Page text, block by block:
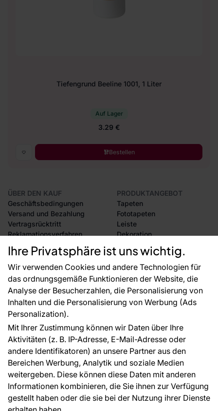
Ihre Privatsphäre ist uns wichtig.
Wir verwenden Cookies und andere Technologien für
das ordnungsgemäße Funktionieren der Website, die
Analyse der Besucherzahlen, die Personalisierung von
Inhalten und die Personalisierung von Werbung (Ads
Personalization).
Mit Ihrer Zustimmung können wir Daten über Ihre
Aktivitäten (z. B. IP-Adresse, E-Mail-Adresse oder
andere Identifikatoren) an unsere Partner aus den
Bereichen Werbung, Analytik und soziale Medien
weitergeben. Diese können diese Daten mit anderen
Informationen kombinieren, die Sie ihnen zur Verfügung
gestellt haben oder die sie bei der Nutzung ihrer Dienste
Tiefengrund Beeline 1001, 1 Liter
Auf Lager
3.29 €
Bestellen
ÜBER DEN KAUF
Geschäftsbedingungen
Versand und Bezahlung
Vertragsrücktritt
Reklamationsverfahren
Rücksendung von Waren
CE-Zertifizierung
Großhandel
Raumvisualisierung
PRODUKTANGEBOT
Tapeten
Fototapeten
Leiste
Dekoration
Selbstklebende Folien
Zubehör
Tapetenmuster
FÜR SIE
Blog
EU-Projekte
Ratschläge und Tipps
FAQ
ÜBER DAS UNTERNEHMEN
Kontakt
Haben Sie Fragen? Wir helfen Ihnen gerne weiter